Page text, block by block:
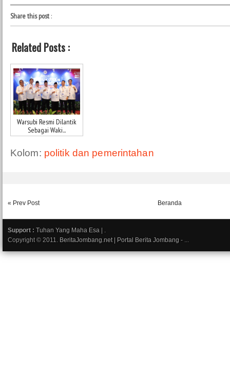
Share this post:
Related Posts :
Warsubi Resmi Dilantik
Sebagai Waki...
Kolom: politik dan pemerintahan
« Prev Post Beranda
Support : Tuhan Yang Maha Esa |
Copyright © 2011. BeritaJombang.net | Portal Berita Jombang - ...